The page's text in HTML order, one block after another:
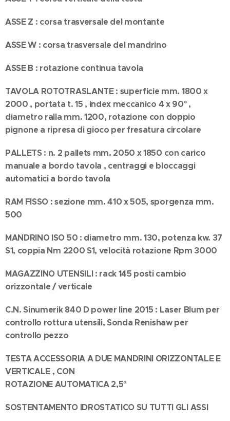
ASSE Z : corsa trasversale del montante
ASSE W : corsa trasversale del mandrino
ASSE B : rotazione continua tavola
TAVOLA ROTOTRASLANTE : superficie mm. 1800 x
2000 , portata t. 15 , index meccanico 4 x 90° ,
diametro ralla mm. 1200, rotazione con doppio
pignone a ripresa di gioco per fresatura circolare
PALLETS : n. 2 pallets mm. 2050 x 1850 con carico
manuale a bordo tavola , centraggi e bloccaggi
automatici a bordo tavola
RAM FISSO : sezione mm. 410 x 505, sporgenza mm.
500
MANDRINO ISO 50 : diametro mm. 130, potenza kw. 37
S1, coppia Nm 2200 S1, velocità rotazione Rpm 3000
MAGAZZINO UTENSILI : rack 145 posti cambio
orizzontale / verticale
C.N. Sinumerik 840 D power line 2015 : Laser Blum per
controllo rottura utensili, Sonda Renishaw per
controllo pezzo
TESTA ACCESSORIA A DUE MANDRINI ORIZZONTALE E
VERTICALE , CON
ROTAZIONE AUTOMATICA 2,5°
SOSTENTAMENTO IDROSTATICO SU TUTTI GLI ASSI